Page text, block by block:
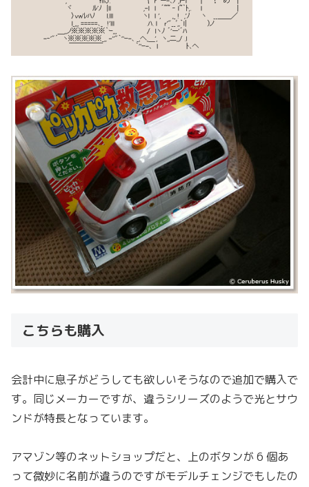
こちらも購入
会計中に息子がどうしても欲しいそうなので追加で購入で
す。同じメーカーですが、違うシリーズのようで光とサウ
ンドが特長となっています。
アマゾン等のネットショップだと、上のボタンが 6 個あ
って微妙に名前が違うのですがモデルチェンジでもしたの